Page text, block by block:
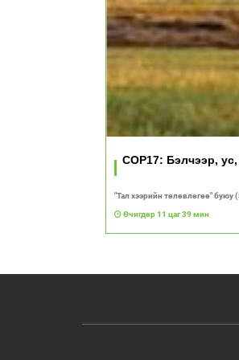
COP17: Бэлчээр,
"Тал хээрийн төлөвлөгөө" буюу
Өчигдөр 11 цаг 39 мин